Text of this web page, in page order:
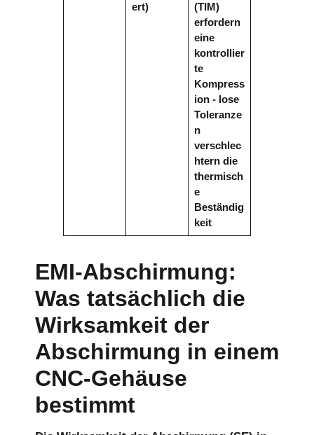
ert)
(TIM)
erfordern
eine
kontrollier
te
Kompress
ion - lose
Toleranze
n
verschlec
htern die
thermisch
e
Beständig
keit
EMI-Abschirmung:
Was tatsächlich die
Wirksamkeit der
Abschirmung in einem
CNC-Gehäuse
bestimmt